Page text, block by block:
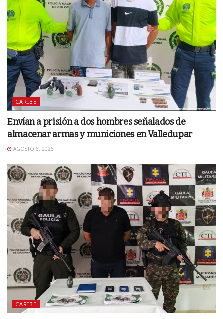
CARIBE
Envían a prisión a dos hombres señalados de
almacenar armas y municiones en Valledupar
AGOSTO 6, 2026
CARIBE